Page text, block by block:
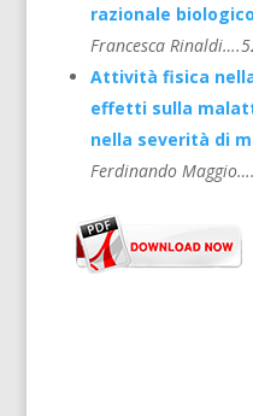
razionale
Francesca
Attività fisica
effetti sulla
nella severità di
Ferdinando